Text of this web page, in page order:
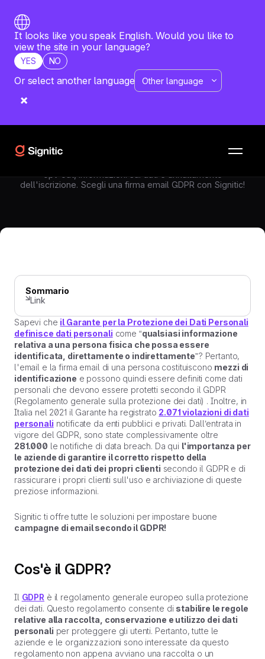
It looks like you speak English. Would you like to
view the site in your language?
YES NO
Or select another language
migliori pratiche per comunicare via
Signitic offre soluzioni conformi al GDPR per campagne
opt-out, informazioni sui dati e annullamento
dell'iscrizione. Scegli una firma email GDPR con Signitic!
Sommario
Link
Sapevi che il Garante per la Protezione dei Dati Personali
definisce dati personali come “qualsiasi informazione
relativa a una persona fisica che possa essere
identificata, direttamente o indirettamente”? Pertanto,
l'email e la firma email di una persona costituiscono mezzi di
identificazione e possono quindi essere definiti come dati
personali che devono essere protetti secondo il GDPR
(Regolamento generale sulla protezione dei dati) . Inoltre, in
Italia nel 2021 il Garante ha registrato 2.071 violazioni di dati
personali notificate da enti pubblici e privati. Dall’entrata in
vigore del GDPR, sono state complessivamente oltre
281.000 le notifiche di data breach. Da qui l'importanza per
le aziende di garantire il corretto rispetto della
protezione dei dati dei propri clienti secondo il GDPR e di
rassicurare i propri clienti sull'uso e archiviazione di queste
preziose informazioni.
Signitic ti offre tutte le soluzioni per impostare buone
campagne di email secondo il GDPR!
Cos'è il GDPR?
Il GDPR è il regolamento generale europeo sulla protezione
dei dati. Questo regolamento consente di stabilire le regole
relative alla raccolta, conservazione e utilizzo dei dati
personali per proteggere gli utenti. Pertanto, tutte le
aziende e le organizzazioni sono interessate da questo
regolamento non appena avviano una raccolta o un